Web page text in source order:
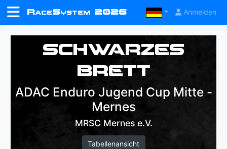
RaceSystem 2026 Anmelden
Schwarzes
Brett
ADAC Enduro Jugend Cup Mitte -
Mernes
MRSC Mernes e.V.
Tabellenansicht